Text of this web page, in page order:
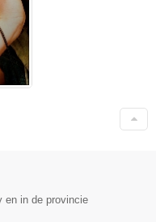
en in de provincie